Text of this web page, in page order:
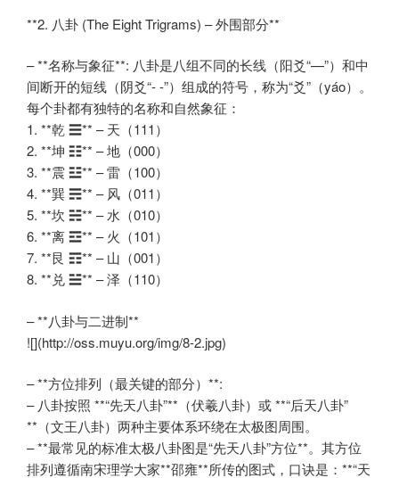
**2. 八卦 (The Eight Trigrams) – 外围部分**
– **名称与象征**: 八卦是八组不同的长线（阳爻“—”）和中
间断开的短线（阴爻“- -”）组成的符号，称为“爻”（yáo）。
每个卦都有独特的名称和自然象征：
1. **乾 ☰** – 天（111）
2. **坤 ☷** – 地（000）
3. **震 ☳** – 雷（100）
4. **巽 ☴** – 风（011）
5. **坎 ☵** – 水（010）
6. **离 ☲** – 火（101）
7. **艮 ☶** – 山（001）
8. **兑 ☱** – 泽（110）
– **八卦与二进制**
![](http://oss.muyu.org/img/8-2.jpg)
– **方位排列（最关键的部分）**:
– 八卦按照 **“先天八卦”**（伏羲八卦）或 **“后天八卦”
**（文王八卦）两种主要体系环绕在太极图周围。
– **最常见的标准太极八卦图是“先天八卦”方位**。其方位
排列遵循南宋理学大家**邵雍**所传的图式，口诀是：**“天